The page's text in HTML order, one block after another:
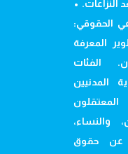
النزاعات. •
الحقوقي:
المعرفة
الفئات
المدنيين
والنساء،
عن حقوق